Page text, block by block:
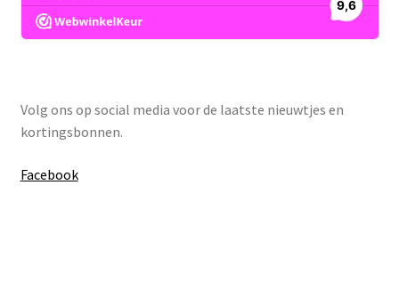
Volg ons op social media voor de laatste nieuwtjes en
kortingsbonnen.
Facebook